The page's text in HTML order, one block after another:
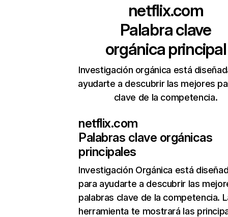
netflix.com
Palabra clave
orgánica principal
Investigación orgánica está
ayudarte a descubrir las mejores
clave de la competencia.
netflix.com
Palabras clave orgánicas
principales
Investigación Orgánica está
para ayudarte a descubrir las
palabras clave de la competencia.
herramienta te mostrará las